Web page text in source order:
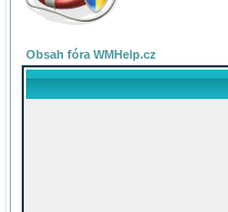
Obsah fóra WMHelp.cz